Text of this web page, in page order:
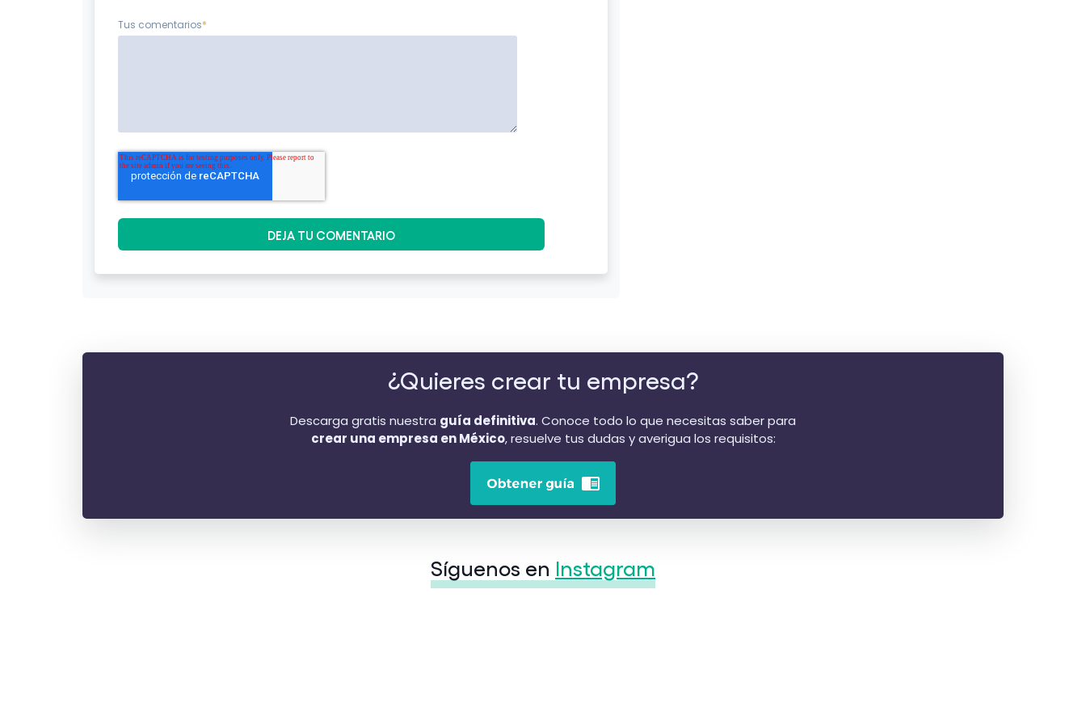
Tus comentarios*
¿Quieres crear tu empresa?
Descarga gratis nuestra guía definitiva. Conoce todo lo que necesitas saber para
crear una empresa en México, resuelve tus dudas y averigua los requisitos:
Síguenos en Instagram